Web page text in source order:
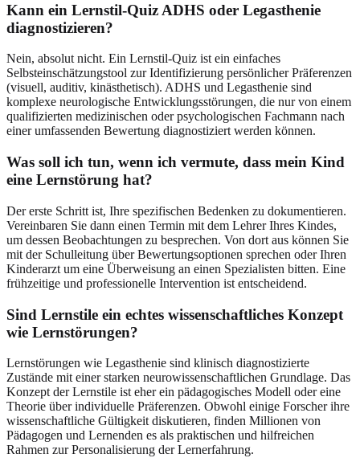
Kann ein Lernstil-Quiz ADHS oder Legasthenie
diagnostizieren?
Nein, absolut nicht. Ein Lernstil-Quiz ist ein einfaches
Selbsteinschätzungstool zur Identifizierung persönlicher Präferenzen
(visuell, auditiv, kinästhetisch). ADHS und Legasthenie sind
komplexe neurologische Entwicklungsstörungen, die nur von einem
qualifizierten medizinischen oder psychologischen Fachmann nach
einer umfassenden Bewertung diagnostiziert werden können.
Was soll ich tun, wenn ich vermute, dass mein Kind
eine Lernstörung hat?
Der erste Schritt ist, Ihre spezifischen Bedenken zu dokumentieren.
Vereinbaren Sie dann einen Termin mit dem Lehrer Ihres Kindes,
um dessen Beobachtungen zu besprechen. Von dort aus können Sie
mit der Schulleitung über Bewertungsoptionen sprechen oder Ihren
Kinderarzt um eine Überweisung an einen Spezialisten bitten. Eine
frühzeitige und professionelle Intervention ist entscheidend.
Sind Lernstile ein echtes wissenschaftliches Konzept
wie Lernstörungen?
Lernstörungen wie Legasthenie sind klinisch diagnostizierte
Zustände mit einer starken neurowissenschaftlichen Grundlage. Das
Konzept der Lernstile ist eher ein pädagogisches Modell oder eine
Theorie über individuelle Präferenzen. Obwohl einige Forscher ihre
wissenschaftliche Gültigkeit diskutieren, finden Millionen von
Pädagogen und Lernenden es als praktischen und hilfreichen
Rahmen zur Personalisierung der Lernerfahrung.